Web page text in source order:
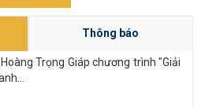
Thông báo
Trọng Giáp chương trình "Giải